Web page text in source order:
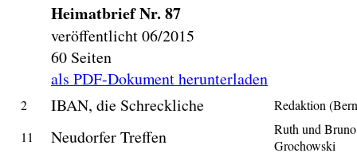
Heimatbrief Nr. 87
veröffentlicht 06/2015
60 Seiten
als PDF-Dokument herunterladen
2 IBAN, die Schreckliche
Redaktion
11
Neudorfer Treffen
Ruth und Bruno
Grochowski